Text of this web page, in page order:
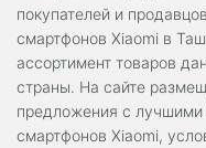
покупателей и
смартфонов Xiaomi в
ассортимент товаров
страны. На сайте
предложения с
смартфонов Xiaomi,